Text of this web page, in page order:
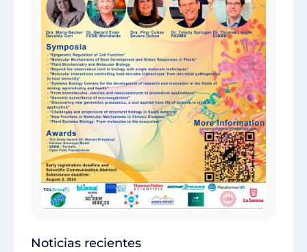
Noticias recientes